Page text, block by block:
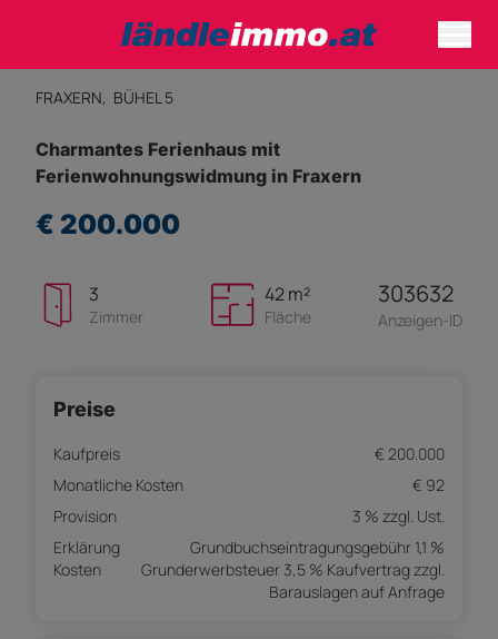
FRAXERN, BÜHEL 5
Charmantes Ferienhaus mit
Ferienwohnungswidmung in Fraxern
€ 200.000
3
Zimmer
42 m²
Fläche
303632
Anzeigen-ID
Preise
Kaufpreis
€ 200.000
Monatliche Kosten
€ 92
Provision
3 % zzgl. Ust.
Erklärung
Kosten
Grundbuchseintragungsgebühr 1,1 %
Grunderwerbsteuer 3,5 % Kaufvertrag zzgl.
Barauslagen auf Anfrage